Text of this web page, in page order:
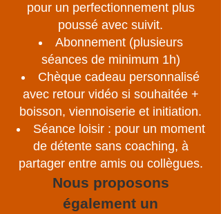
pour un perfectionnement plus
poussé avec suivit.
Abonnement (plusieurs
séances de minimum 1h)
Chèque cadeau personnalisé
avec retour vidéo si souhaitée +
boisson, viennoiserie et initiation.
Séance loisir : pour un moment
de détente sans coaching, à
partager entre amis ou collègues.
Nous proposons
également un